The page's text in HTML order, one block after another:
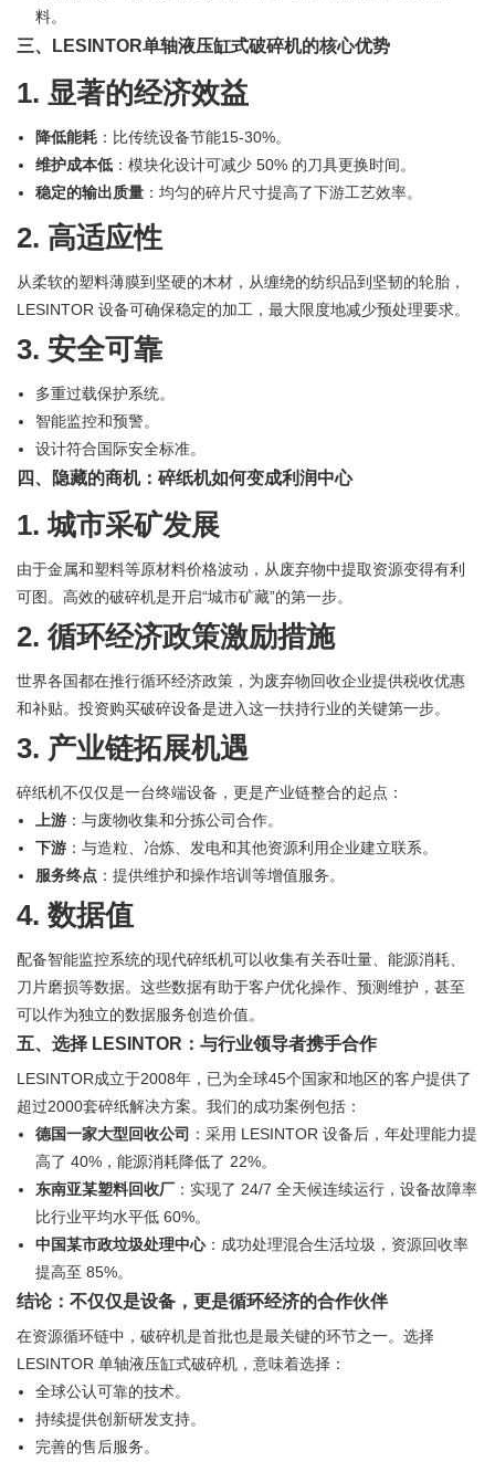
料。
三、LESINTOR单轴液压缸式破碎机的核心优势
1. 显著的经济效益
降低能耗：比传统设备节能15-30%。
维护成本低：模块化设计可减少 50% 的刀具更换时间。
稳定的输出质量：均匀的碎片尺寸提高了下游工艺效率。
2. 高适应性
从柔软的塑料薄膜到坚硬的木材，从缠绕的纺织品到坚韧的轮胎，
LESINTOR 设备可确保稳定的加工，最大限度地减少预处理要求。
3. 安全可靠
多重过载保护系统。
智能监控和预警。
设计符合国际安全标准。
四、隐藏的商机：碎纸机如何变成利润中心
1. 城市采矿发展
由于金属和塑料等原材料价格波动，从废弃物中提取资源变得有利
可图。高效的破碎机是开启“城市矿藏”的第一步。
2. 循环经济政策激励措施
世界各国都在推行循环经济政策，为废弃物回收企业提供税收优惠
和补贴。投资购买破碎设备是进入这一扶持行业的关键第一步。
3. 产业链拓展机遇
碎纸机不仅仅是一台终端设备，更是产业链整合的起点：
上游：与废物收集和分拣公司合作。
下游：与造粒、冶炼、发电和其他资源利用企业建立联系。
服务终点：提供维护和操作培训等增值服务。
4. 数据值
配备智能监控系统的现代碎纸机可以收集有关吞吐量、能源消耗、
刀片磨损等数据。这些数据有助于客户优化操作、预测维护，甚至
可以作为独立的数据服务创造价值。
五、选择 LESINTOR：与行业领导者携手合作
LESINTOR成立于2008年，已为全球45个国家和地区的客户提供了
超过2000套碎纸解决方案。我们的成功案例包括：
德国一家大型回收公司 ：采用 LESINTOR 设备后，年处理能力提
高了 40%，能源消耗降低了 22%。
东南亚某塑料回收厂：实现了 24/7 全天候连续运行，设备故障率
比行业平均水平低 60%。
中国某市政垃圾处理中心：成功处理混合生活垃圾，资源回收率
提高至 85%。
结论：不仅仅是设备，更是循环经济的合作伙伴
在资源循环链中，破碎机是首批也是最关键的环节之一。选择
LESINTOR 单轴液压缸式破碎机，意味着选择：
全球公认可靠的技术。
持续提供创新研发支持。
完善的售后服务。